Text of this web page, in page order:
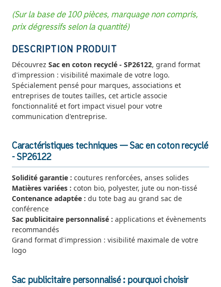
(Sur la base de 100 pièces, marquage non compris,
prix dégressifs selon la quantité)
DESCRIPTION PRODUIT
Découvrez Sac en coton recyclé - SP26122, grand format
d'impression : visibilité maximale de votre logo.
Spécialement pensé pour marques, associations et
entreprises de toutes tailles, cet article associe
fonctionnalité et fort impact visuel pour votre
communication d'entreprise.
Caractéristiques techniques — Sac en coton recyclé
- SP26122
Solidité garantie : coutures renforcées, anses solides
Matières variées : coton bio, polyester, jute ou non-tissé
Contenance adaptée : du tote bag au grand sac de
conférence
Sac publicitaire personnalisé : applications et évènements
recommandés
Grand format d'impression : visibilité maximale de votre
logo
Sac publicitaire personnalisé : pourquoi choisir